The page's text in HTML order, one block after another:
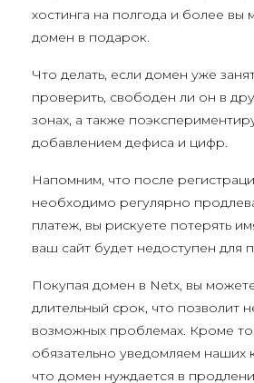
хостинга на полгода и более вы
домен в подарок.
Что делать, если домен уже
проверить, свободен ли он в
зонах, а также
добавлением дефиса и цифр.
Напомним, что после
необходимо регулярно
платеж, вы рискуете потерять
ваш сайт будет недоступен для
Покупая домен в Netx, вы
длительный срок, что позволит
возможных проблемах. Кроме
обязательно уведомляем наших
что домен нуждается в